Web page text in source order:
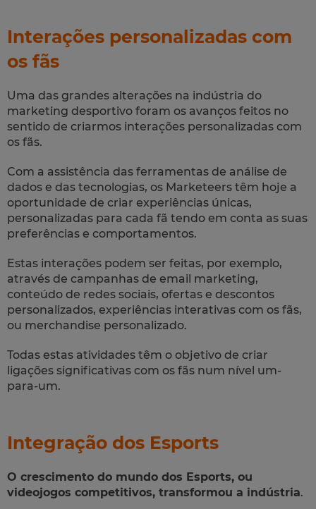
Interações personalizadas com
os fãs
Uma das grandes alterações na indústria do
marketing desportivo foram os avanços feitos no
sentido de criarmos interações personalizadas com
os fãs.
Com a assistência das ferramentas de análise de
dados e das tecnologias, os Marketeers têm hoje a
oportunidade de criar experiências únicas,
personalizadas para cada fã tendo em conta as suas
preferências e comportamentos.
Estas interações podem ser feitas, por exemplo,
através de campanhas de email marketing,
conteúdo de redes sociais, ofertas e descontos
personalizados, experiências interativas com os fãs,
ou merchandise personalizado.
Todas estas atividades têm o objetivo de criar
ligações significativas com os fãs num nível um-
para-um.
Integração dos Esports
O crescimento do mundo dos Esports, ou
videojogos competitivos, transformou a indústria.